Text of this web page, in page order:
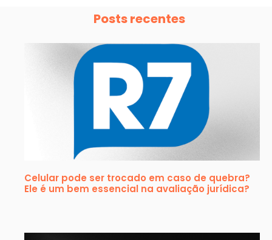
Posts recentes
Celular pode ser trocado em caso de quebra?
Ele é um bem essencial na avaliação jurídica?